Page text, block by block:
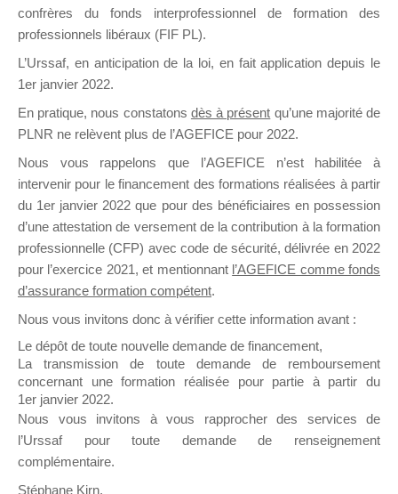
DIRIGEANT
il y a un mois
Ce groupe est destiné aux Organismes de
Formation qui souhaitent répondre à l’Appel à
Propositions Mallette du Dirigeant.
Ce groupe propose un forum dédié au support
sur lequel il est possible de laisser un message
ou poser une question.
NB : Il est nécessaire d’être
pouvoir rejoindre ce groupe
confrères du fonds interprofessionnel de formation des
professionnels libéraux (FIF PL).
L’Urssaf, en anticipation de la loi, en fait application depuis le
1er janvier 2022.
En pratique, nous constatons dès à présent qu’une majorité de
PLNR ne relèvent plus de l’AGEFICE pour 2022.
Nous vous rappelons que l’AGEFICE n’est habilitée à
intervenir pour le financement des formations réalisées à partir
du 1er janvier 2022 que pour des bénéficiaires en possession
d’une attestation de versement de la contribution à la formation
professionnelle (CFP) avec code de sécurité, délivrée en 2022
pour l’exercice 2021, et mentionnant l’AGEFICE comme fonds
d’assurance formation compétent.
Nous vous invitons donc à vérifier cette information avant :
Le dépôt de toute nouvelle demande de financement,
La transmission de toute demande de remboursement
concernant une formation réalisée pour partie à partir du
1er janvier 2022.
Nous vous invitons à vous rapprocher des services de
l’Urssaf pour toute demande de renseignement
complémentaire.
Stéphane Kirn,